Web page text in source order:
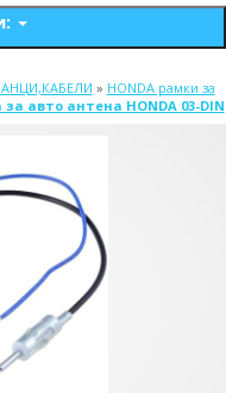
» HONDA рамки за
за авто антена HONDA 03-DIN